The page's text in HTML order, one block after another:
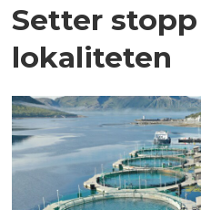
Setter
lokaliteten